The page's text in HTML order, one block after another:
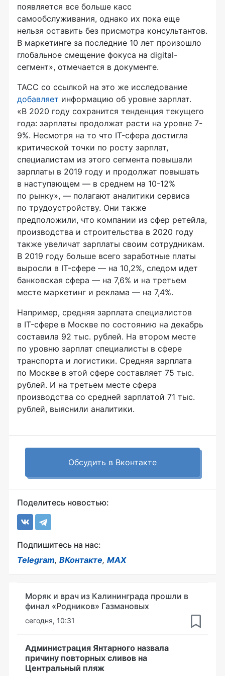
появляется все больше касс
самообслуживания, однако их пока еще
нельзя оставить без присмотра консультантов.
В маркетинге за последние 10 лет произошло
глобальное смещение фокуса на digital-
сегмент», отмечается в документе.
ТАСС со ссылкой на это же исследование
добавляет информацию об уровне зарплат.
«В 2020 году сохранится тенденция текущего
года: зарплаты продолжат расти на уровне 7-
9%. Несмотря на то что IT-сфера достигла
критической точки по росту зарплат,
специалистам из этого сегмента повышали
зарплаты в 2019 году и продолжат повышать
в наступающем — в среднем на 10-12%
по рынку», — полагают аналитики сервиса
по трудоустройству. Они также
предположили, что компании из сфер ретейла,
производства и строительства в 2020 году
также увеличат зарплаты своим сотрудникам.
В 2019 году больше всего заработные платы
выросли в IT-сфере — на 10,2%, следом идет
банковская сфера — на 7,6% и на третьем
месте маркетинг и реклама — на 7,4%.
Например, средняя зарплата специалистов
в IT-сфере в Москве по состоянию на декабрь
составила 92 тыс. рублей. На втором месте
по уровню зарплат специалисты в сфере
транспорта и логистики. Средняя зарплата
по Москве в этой сфере составляет 75 тыс.
рублей. И на третьем месте сфера
производства со средней зарплатой 71 тыс.
рублей, выяснили аналитики.
Обсудить в Вконтакте
Поделитесь новостью:
Подпишитесь на нас:
Telegram, ВКонтакте, MAX
Моряк и врач из Калининграда прошли в
финал «Родников» Газмановых
сегодня, 10:31
Администрация Янтарного назвала
причину повторных сливов на
Центральный пляж